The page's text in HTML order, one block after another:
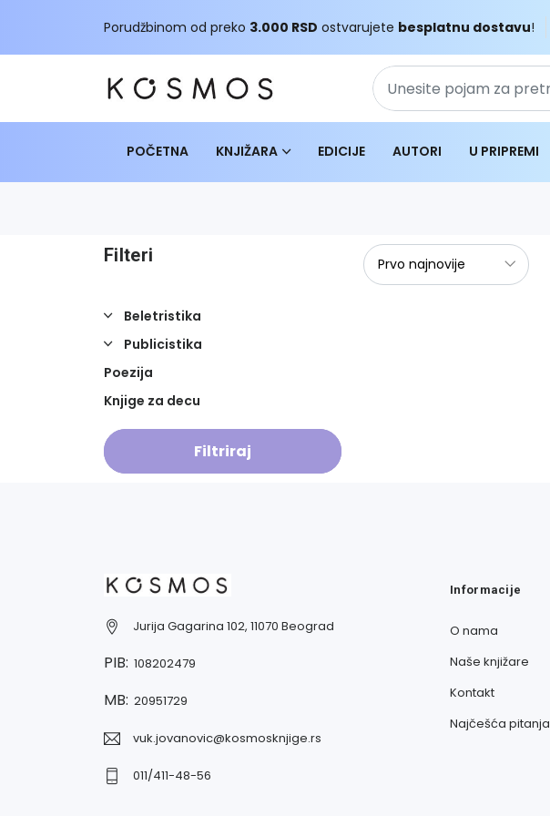
Porudžbinom od preko 3.000 RSD ostvarujete besplatnu dostavu!
POČETNA KNJIŽARA EDICIJE AUTORI U PRIPREMI
Filteri
Beletristika
Publicistika
Poezija
Knjige za decu
Filtriraj
Jurija Gagarina 102, 11070 Beograd
PIB: 108202479
MB: 20951729
vuk.jovanovic@kosmosknjige.rs
011/411-48-56
Informacije
O nama
Naše knjižare
Kontakt
Najčešća pitanja